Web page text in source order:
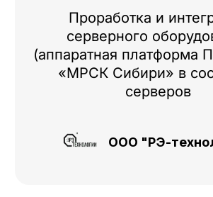
Проработка и
серверного
(аппаратная платформа
«МРСК Сибири» в
серверов